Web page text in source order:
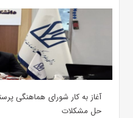
آغاز به کار شورای هماهنگی
حل مشکلات